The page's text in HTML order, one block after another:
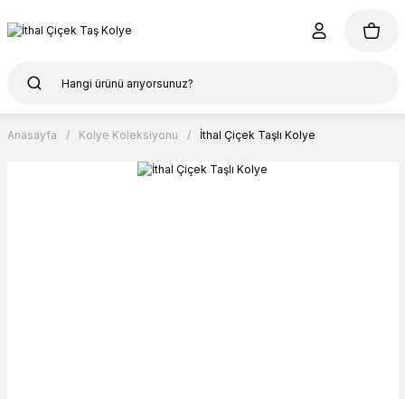
Anasayfa Kolye Koleksiyonu İthal Çiçek Taşlı Kolye